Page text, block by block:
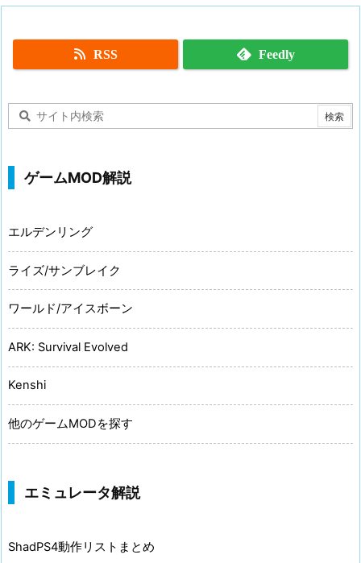
RSS Feedly
ゲームMOD解説
エルデンリング
ライズ/サンブレイク
ワールド/アイスボーン
ARK: Survival Evolved
Kenshi
他のゲームMODを探す
エミュレータ解説
ShadPS4動作リストまとめ